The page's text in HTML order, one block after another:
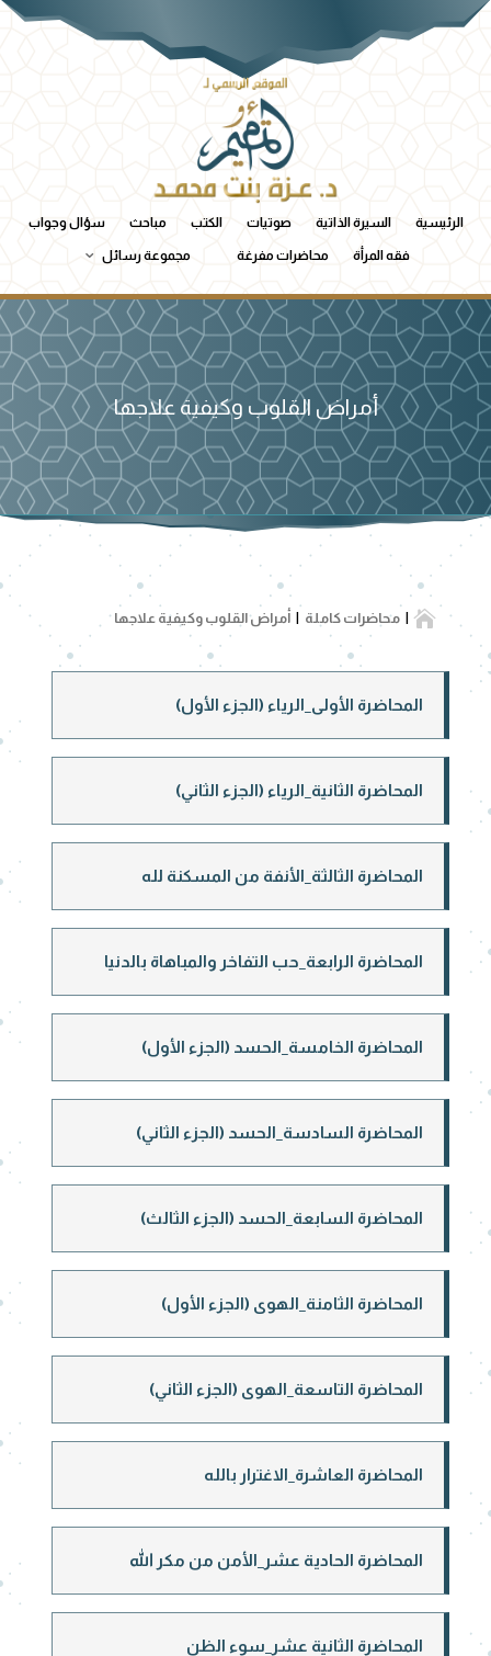
الرئيسية السيرة الذاتية صوتيات الكتب مباحث سؤال وجواب
فقه المرأة محاضرات مفرغة مجموعة رسائل
أمراض القلوب وكيفية علاجها
 محاضرات كاملة أمراض القلوب وكيفية علاجها
المحاضرة الأولى_الرياء (الجزء الأول)
المحاضرة الثانية_الرياء (الجزء الثاني)
المحاضرة الثالثة_الأنفة من المسكنة لله
المحاضرة الرابعة_حب التفاخر والمباهاة بالدنيا
المحاضرة الخامسة_الحسد (الجزء الأول)
المحاضرة السادسة_الحسد (الجزء الثاني)
المحاضرة السابعة_الحسد (الجزء الثالث)
المحاضرة الثامنة_الهوى (الجزء الأول)
المحاضرة التاسعة_الهوى (الجزء الثاني)
المحاضرة العاشرة_الاغترار بالله
المحاضرة الحادية عشر_الأمن من مكر الله
المحاضرة الثانية عشر_سوء الظن